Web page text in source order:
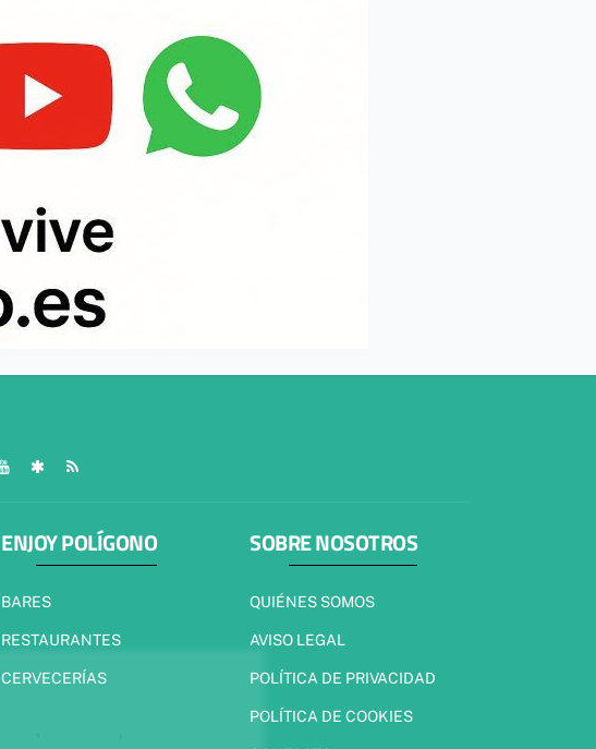
ENJOY POLÍGONO
BARES
RESTAURANTES
CERVECERÍAS
SOBRE NOSOTROS
QUIÉNES SOMOS
AVISO LEGAL
POLÍTICA DE PRIVACIDAD
POLÍTICA DE COOKIES